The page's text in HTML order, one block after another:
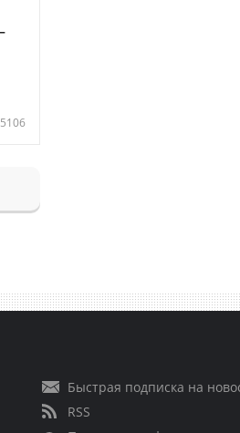
5106
Быстрая подписка на
RSS